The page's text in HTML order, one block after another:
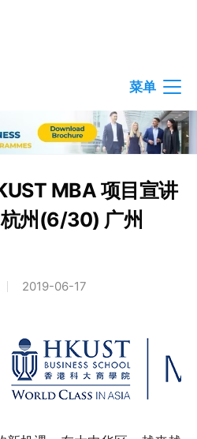
菜单
MBA 项目宣讲
州(6/30) 广州
2019-06-17